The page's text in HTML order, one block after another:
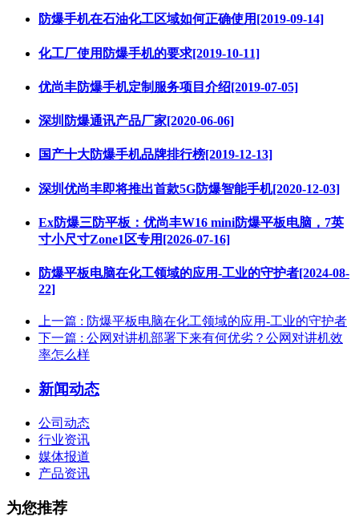
防爆手机在石油化工区域如何正确使用[2019-09-14]
化工厂使用防爆手机的要求[2019-10-11]
优尚丰防爆手机定制服务项目介绍[2019-07-05]
深圳防爆通讯产品厂家[2020-06-06]
国产十大防爆手机品牌排行榜[2019-12-13]
深圳优尚丰即将推出首款5G防爆智能手机[2020-12-03]
Ex防爆三防平板：优尚丰W16 mini防爆平板电脑，7英
寸小尺寸Zone1区专用[2026-07-16]
防爆平板电脑在化工领域的应用-工业的守护者[2024-08-
22]
上一篇 : 防爆平板电脑在化工领域的应用-工业的守护者
下一篇 : 公网对讲机部署下来有何优劣？公网对讲机效
率怎么样
新闻动态
公司动态
行业资讯
媒体报道
产品资讯
为您推荐